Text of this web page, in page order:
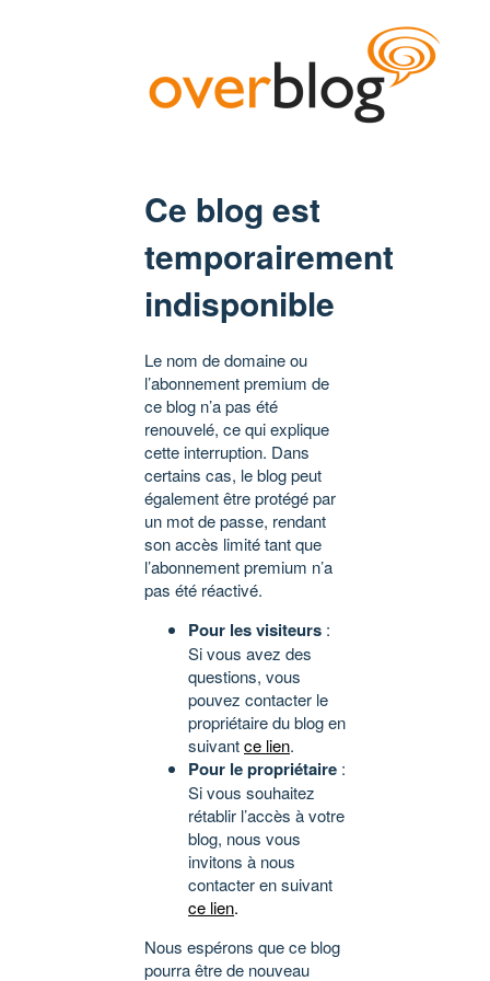
Ce blog est
temporairement
indisponible
Le nom de domaine ou
l’abonnement premium de
ce blog n’a pas été
renouvelé, ce qui explique
cette interruption. Dans
certains cas, le blog peut
également être protégé par
un mot de passe, rendant
son accès limité tant que
l’abonnement premium n’a
pas été réactivé.
Pour les visiteurs :
Si vous avez des
questions, vous
pouvez contacter le
propriétaire du blog en
suivantce lien.
Pour le propriétaire :
Si vous souhaitez
rétablir l’accès à votre
blog, nous vous
invitons à nous
contacter en suivant
ce lien.
Nous espérons que ce blog
pourra être de nouveau